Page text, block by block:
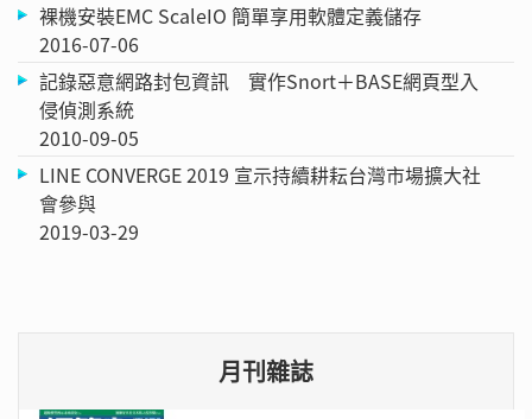
裸機安裝EMC ScaleIO 簡單享用軟體定義儲存
2016-07-06
記錄惡意網路封包資訊 實作Snort＋BASE網頁型入
侵偵測系統
2010-09-05
LINE CONVERGE 2019 宣示持續耕耘台灣市場擴大社
會參與
2019-03-29
月刊雜誌